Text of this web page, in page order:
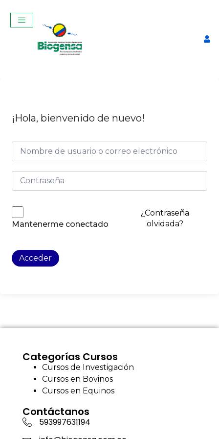
¡Hola, bienvenido de nuevo!
Mantenerme conectado
¿Contraseña
olvidada?
Acceder
Categorías Cursos
Cursos de Investigación
Cursos en Bovinos
Cursos en Equinos
Contáctanos
593997631194
Termo de 10 kg